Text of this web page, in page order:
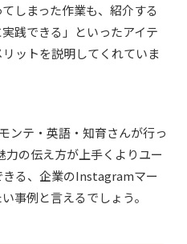
しまった作業も、紹介する
践できる」といったアイテ
ットを説明してくれていま
ンテ・英語・知育さんが行っ
力の伝え方が上手くよりユー
る、企業のInstagramマー
事例と言えるでしょう。